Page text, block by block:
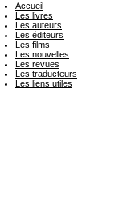
Accueil
Les livres
Les auteurs
Les éditeurs
Les films
Les nouvelles
Les revues
Les traducteurs
Les liens utiles